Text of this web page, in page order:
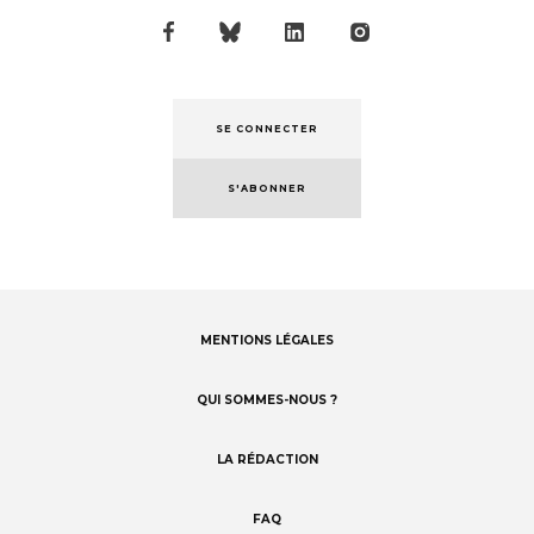
SE CONNECTER
S'ABONNER
MENTIONS LÉGALES
QUI SOMMES-NOUS ?
LA RÉDACTION
FAQ